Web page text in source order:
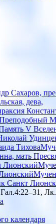
Сахаров,
дева,
V
Тихова
мать
Лионский
Санкт
календаря